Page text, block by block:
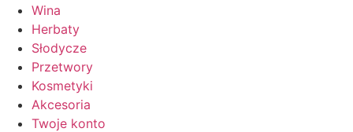
Wina
Herbaty
Słodycze
Przetwory
Kosmetyki
Akcesoria
Twoje konto